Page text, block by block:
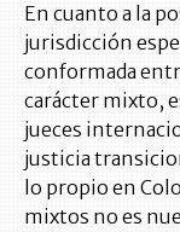
En cuanto a la
jurisdicción
conformada
carácter mixto,
jueces
justicia
lo propio en
mixtos no es